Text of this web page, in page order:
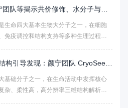
中的“指南针”，表征动物当前的头朝向。
，但在现实交互中，动物往往面临各种
乘车出行）。
队等揭示共价修饰、水分子与阳
生命四大基本生物大分子之一，在细胞
免疫调控和结构支持等多种生理过程中
），这一名称源于其经典化学表达形式
糖质研究可追溯至19世纪，但与蛋白质和
学的发展长期相对滞后。其根本原因在
，一直缺乏有效的研究手段。糖质的生
、RNA、蛋白质一样依赖模板，因此缺
构引导发现：颜宁团队 CryoSeek
基础分子之一，在生命活动中发挥核心
杂、柔性高，高分辨率三维结构解析长